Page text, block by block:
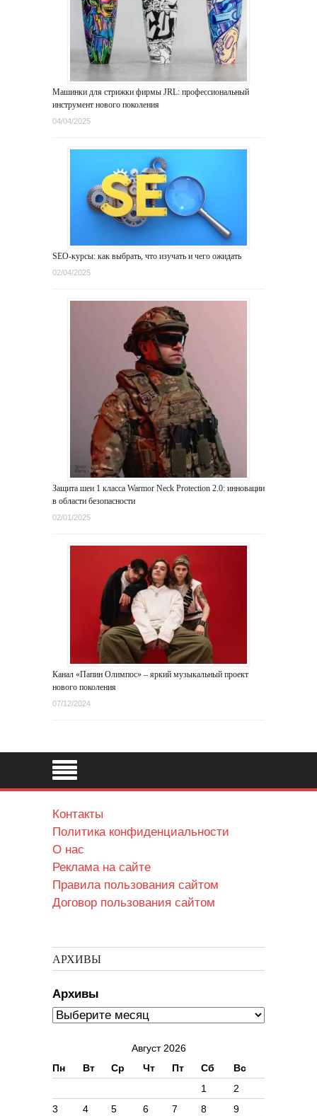
Машинки для стрижки фирмы JRL: профессиональный
инструмент нового поколения
04/04/2025
SEO-курсы: как выбрать, что изучать и чего ожидать
02/04/2025
Защита шеи 1 класса Warmor Neck Protection 2.0: инновации
в области безопасности
02/01/2025
Канал «Папин Олимпос» – яркий музыкальный проект
нового поколения
07/12/2024
Контакты
Политика конфиденциальности
О нас
Реклама на сайте
Правила пользования сайтом
Договор пользования сайтом
АРХИВЫ
Архивы
Август 2026
Пн
Вт Ср Чт Пт Сб Вс
1
2
3
4 5 6 7 8
9